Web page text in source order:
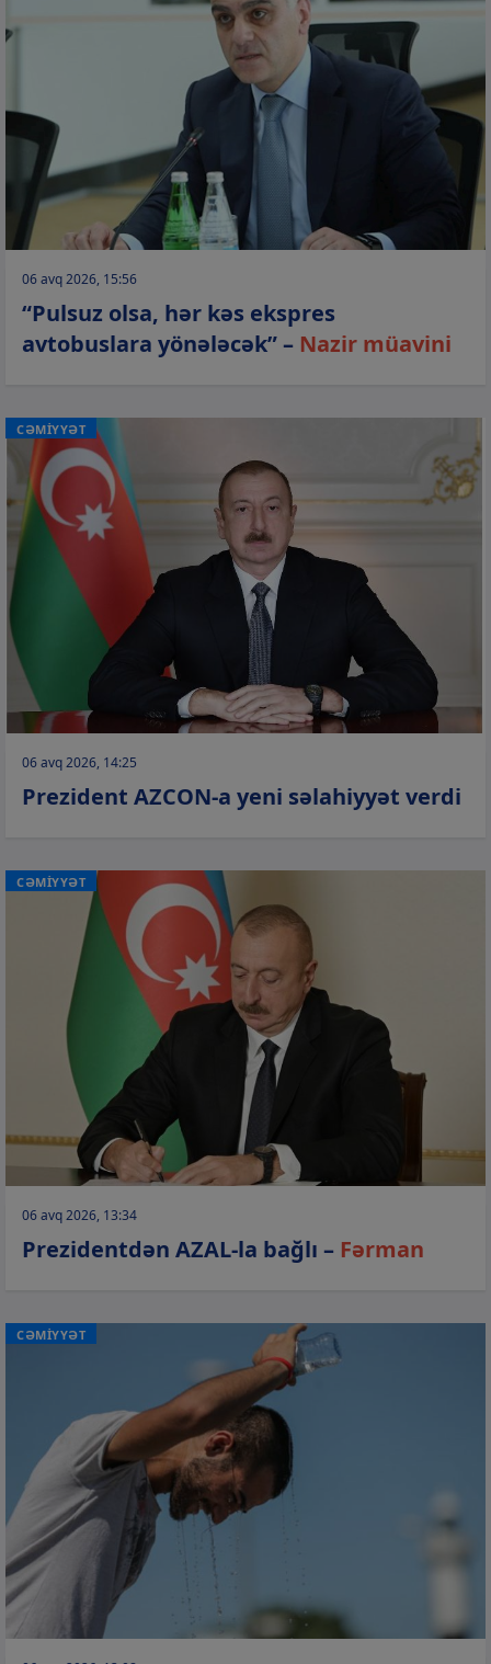
06 avq 2026, 15:56
“Pulsuz olsa, hər kəs ekspres
avtobuslara yönələcək” – Nazir müavini
CƏMİYYƏT
06 avq 2026, 14:25
Prezident AZCON-a yeni səlahiyyət verdi
CƏMİYYƏT
06 avq 2026, 13:34
Prezidentdən AZAL-la bağlı – Fərman
CƏMİYYƏT